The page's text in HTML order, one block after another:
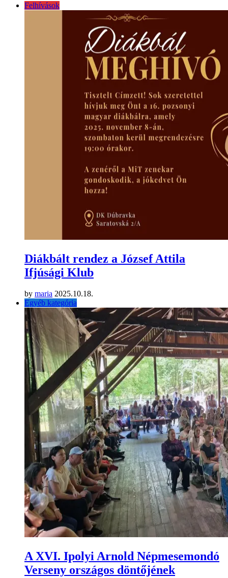
Felhívások
Diákbált rendez a József Attila
Ifjúsági Klub
by maria 2025.10.18.
Egyéb kategória
A XVI. Ipolyi Arnold Népmesemondó
Verseny országos döntőjének